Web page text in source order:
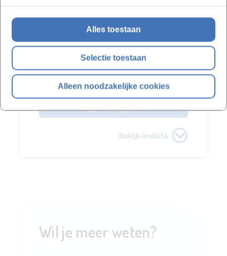
Alles toestaan
Selectie toestaan
Alleen noodzakelijke cookies
vanaf 09-03-2027
1 sessie
€ 308,55 incl. BTW
Inschrijven
Bekijk lesdata
Wil je meer weten?